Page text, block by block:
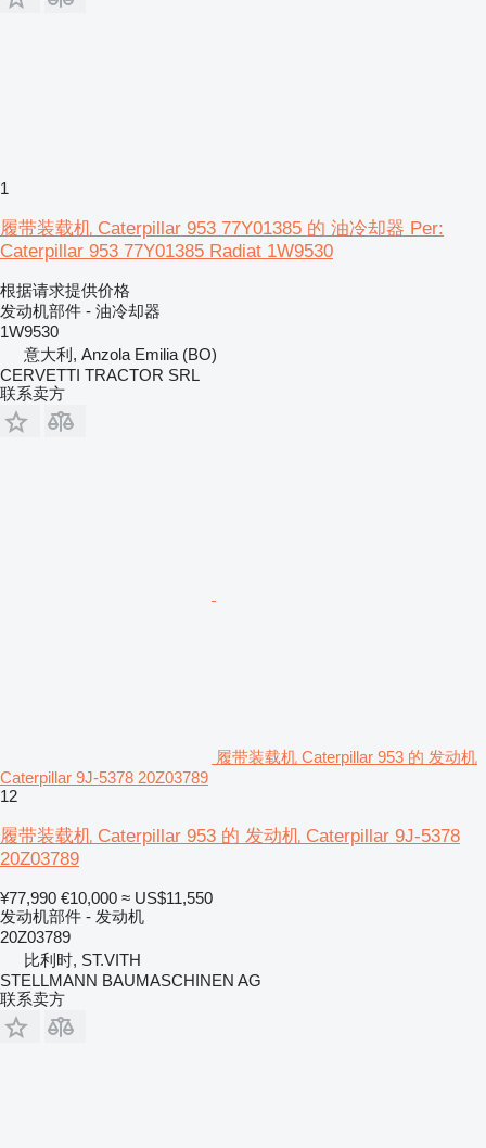
1
履带装载机 Caterpillar 953 77Y01385 的 油冷却器 Per:
Caterpillar 953 77Y01385 Radiat 1W9530
根据请求提供价格
发动机部件 - 油冷却器
1W9530
意大利, Anzola Emilia (BO)
CERVETTI TRACTOR SRL
联系卖方
履带装载机 Caterpillar 953 的 发动机
Caterpillar 9J-5378 20Z03789
12
履带装载机 Caterpillar 953 的 发动机 Caterpillar 9J-5378
20Z03789
¥77,990 €10,000 ≈ US$11,550
发动机部件 - 发动机
20Z03789
比利时, ST.VITH
STELLMANN BAUMASCHINEN AG
联系卖方